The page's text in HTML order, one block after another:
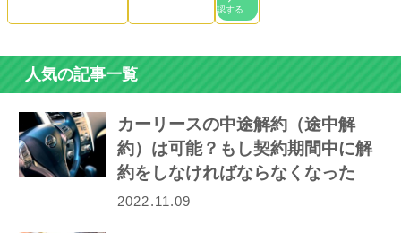
認する
人気の記事一覧
カーリースの中途解約（途中解
約）は可能？もし契約期間中に解
約をしなければならなくなった
ら…
2022.11.09